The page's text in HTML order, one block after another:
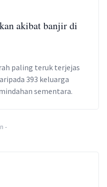
akibat banjir di
paling teruk terjejas
393 keluarga
sementara.
-